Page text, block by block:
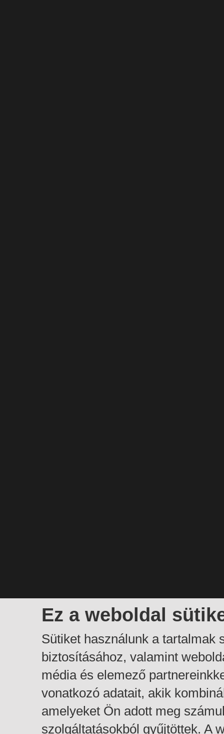
Ez a weboldal
Sütiket használunk a tartalmak
biztosításához, valamint
média és elemező
vonatkozó adatait, akik
amelyeket Ön adott meg
szolgáltatásokból gyűjtöttek. A